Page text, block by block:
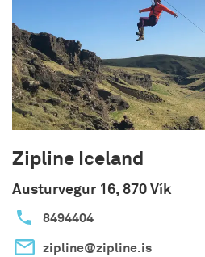
Zipline Iceland
Austurvegur 16, 870 Vík
8494404
zipline@zipline.is